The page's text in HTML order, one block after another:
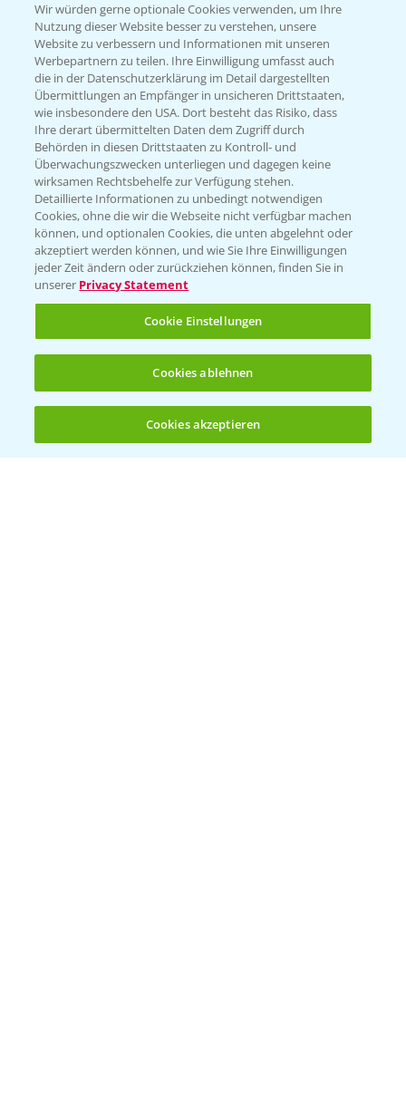
Standortreport Einbeck - Fungizidstrategien
im Vergleich
31.03.2025
6:05
Standortreport Raden - Fungizid
Dreifachbehandlung im Weizen
(noch 4)
Wir würden gerne optionale Cookies verwenden, um Ihre
Nutzung dieser Website besser zu verstehen, unsere
Website zu verbessern und Informationen mit unseren
Werbepartnern zu teilen. Ihre Einwilligung umfasst auch
die in der Datenschutzerklärung im Detail dargestellten
Übermittlungen an Empfänger in unsicheren Drittstaaten,
wie insbesondere den USA. Dort besteht das Risiko, dass
Ihre derart übermittelten Daten dem Zugriff durch
Behörden in diesen Drittstaaten zu Kontroll- und
Überwachungszwecken unterliegen und dagegen keine
wirksamen Rechtsbehelfe zur Verfügung stehen.
Detaillierte Informationen zu unbedingt notwendigen
Cookies, ohne die wir die Webseite nicht verfügbar machen
können, und optionalen Cookies, die unten abgelehnt oder
akzeptiert werden können, und wie Sie Ihre Einwilligungen
jeder Zeit ändern oder zurückziehen können, finden Sie in
unserer Privacy Statement
Cookie Einstellungen
Cookies ablehnen
Cookies akzeptieren